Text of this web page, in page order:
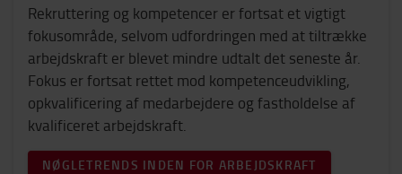
Rekruttering og kompetencer er fortsat et vigtigt
fokusområde, selvom udfordringen med at tiltrække
arbejdskraft er blevet mindre udtalt det seneste år.
Fokus er fortsat rettet mod kompetenceudvikling,
opkvalificering af medarbejdere og fastholdelse af
kvalificeret arbejdskraft.
NØGLETRENDS INDEN FOR ARBEJDSKRAFT